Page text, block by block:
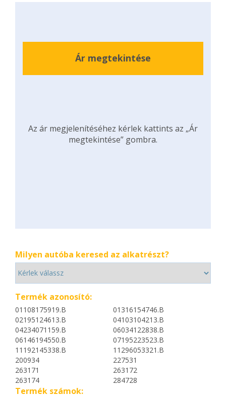
Ár megtekintése
Az ár megjelenítéséhez kérlek kattints az „Ár
megtekintése” gombra.
Milyen autóba keresed az alkatrészt?
Termék azonosító:
01108175919.B
01316154746.B
02195124613.B
04103104213.B
04234071159.B
06034122838.B
06146194550.B
07195223523.B
11192145338.B
11296053321.B
200934
227531
263171
263172
263174
284728
Termék számok: